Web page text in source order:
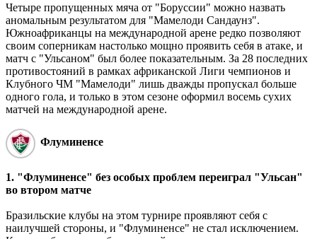
Четыре пропущенных мяча от "Боруссии" можно назвать
аномальным результатом для "Мамелоди Сандаунз".
Южноафриканцы на международной арене редко позволяют
своим соперникам настолько мощно проявить себя в атаке, и
матч с "Ульсаном" был более показательным. За 28 последних
противостояний в рамках африканской Лиги чемпионов и
Клубного ЧМ "Мамелоди" лишь дважды пропускал больше
одного гола, и только в этом сезоне оформил восемь сухих
матчей на международной арене.
Флуминенсе
1. "Флуминенсе" без особых проблем переиграл "Ульсан"
во втором матче
Бразильские клубы на этом турнире проявляют себя с
наилучшей стороны, и "Флуминенсе" не стал исключением.